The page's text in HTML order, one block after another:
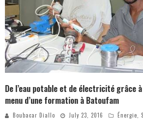
De l’eau potable et de électricité grâce
menu d’une formation à Batoufam
Boubacar Diallo July 23, 2016 Énergie